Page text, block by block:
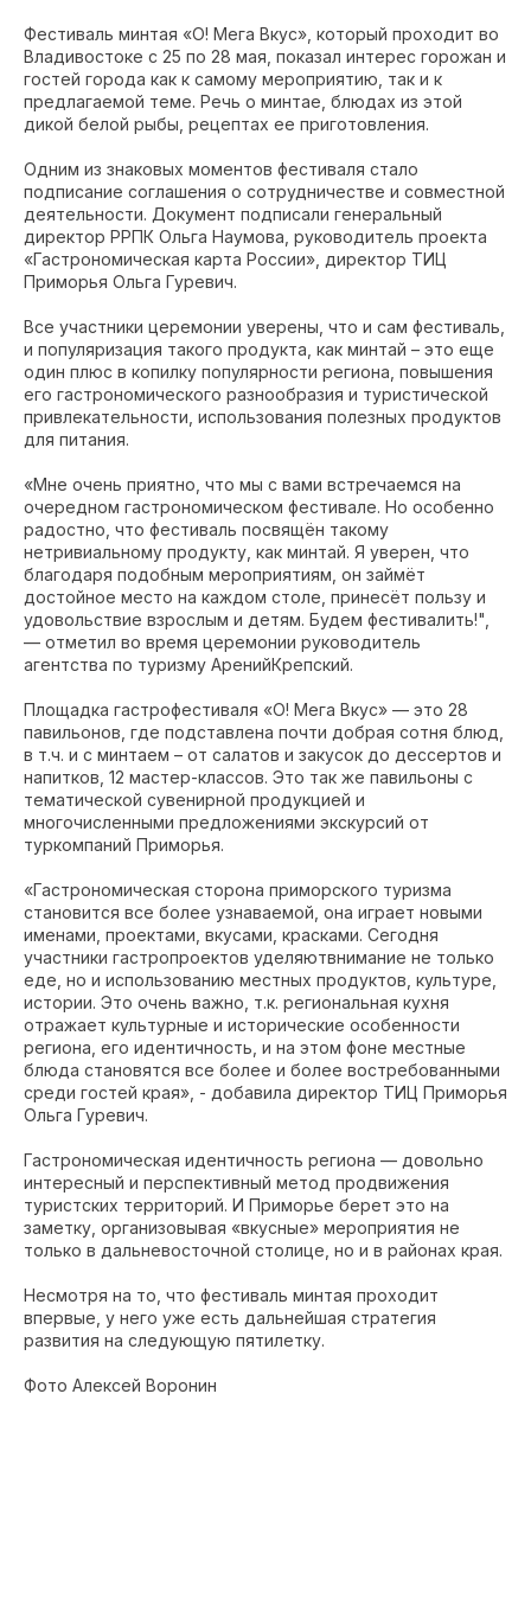
Фестиваль минтая «О! Мега Вкус», который проходит во
Владивостоке с 25 по 28 мая, показал интерес горожан и
гостей города как к самому мероприятию, так и к
предлагаемой теме. Речь о минтае, блюдах из этой
дикой белой рыбы, рецептах ее приготовления.
Одним из знаковых моментов фестиваля стало
подписание соглашения о сотрудничестве и совместной
деятельности. Документ подписали генеральный
директор РРПК Ольга Наумова, руководитель проекта
«Гастрономическая карта России», директор ТИЦ
Приморья Ольга Гуревич.
Все участники церемонии уверены, что и сам фестиваль,
и популяризация такого продукта, как минтай – это еще
один плюс в копилку популярности региона, повышения
его гастрономического разнообразия и туристической
привлекательности, использования полезных продуктов
для питания.
«Мне очень приятно, что мы с вами встречаемся на
очередном гастрономическом фестивале. Но особенно
радостно, что фестиваль посвящён такому
нетривиальному продукту, как минтай. Я уверен, что
благодаря подобным мероприятиям, он займёт
достойное место на каждом столе, принесёт пользу и
удовольствие взрослым и детям. Будем фестивалить!",
— отметил во время церемонии руководитель
агентства по туризму АренийКрепский.
Площадка гастрофестиваля «О! Мега Вкус» — это 28
павильонов, где подставлена почти добрая сотня блюд,
в т.ч. и с минтаем – от салатов и закусок до дессертов и
напитков, 12 мастер-классов. Это так же павильоны с
тематической сувенирной продукцией и
многочисленными предложениями экскурсий от
туркомпаний Приморья.
«Гастрономическая сторона приморского туризма
становится все более узнаваемой, она играет новыми
именами, проектами, вкусами, красками. Сегодня
участники гастропроектов уделяютвнимание не только
еде, но и использованию местных продуктов, культуре,
истории. Это очень важно, т.к. региональная кухня
отражает культурные и исторические особенности
региона, его идентичность, и на этом фоне местные
блюда становятся все более и более востребованными
среди гостей края», - добавила директор ТИЦ Приморья
Ольга Гуревич.
Гастрономическая идентичность региона — довольно
интересный и перспективный метод продвижения
туристских территорий. И Приморье берет это на
заметку, организовывая «вкусные» мероприятия не
только в дальневосточной столице, но и в районах края.
Несмотря на то, что фестиваль минтая проходит
впервые, у него уже есть дальнейшая стратегия
развития на следующую пятилетку.
Фото Алексей Воронин